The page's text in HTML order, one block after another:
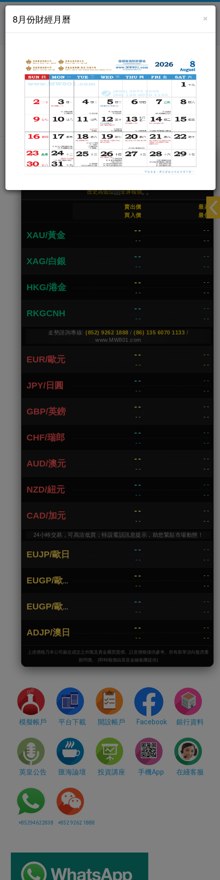
×
8月份財經月曆
黃金/白銀 外匯 股票 期貨/期權
英皇貴金屬及外匯報價(即市)
歷史高低位
全屏報價
賣出價
買入價
最高
最低
XAU/黃金 --
--
--
--
XAG/白銀 --
--
--
--
HKG/港金 --
--
--
--
RKGCNH --
--
--
--
走勢諮詢專線:(852) 9262 1888 /(86) 135 6070 1133 /
www.MW801.com
EUR/歐元 --
--
--
--
JPY/日圓 --
--
--
--
GBP/英鎊 --
--
--
--
CHF/瑞郎 --
--
--
--
AUD/澳元 --
--
--
--
NZD/紐元 --
--
--
--
CAD/加元 --
--
--
--
24小時交易，可高沽低買；特設電話訊息提示，助您緊貼市場動態！
EUJP/歐日 --
--
--
--
EUGP/歐英
--
--
--
--
EUGP/歐瑞
--
--
--
--
ADJP/澳日 --
--
--
--
上述價格乃本公司最近成交之外匯及貴金屬買賣價。註意價格僅供參考。所有新單須向盤房重
新問價。 (即時報價由英皇金融集團提供)
模擬帳戶 平台下載 開設帳戶 Facebook 銀行資料
英皇公告 匯海論壇 投資講座 手機App 在綫客服
+85294622838 +852 9262 1888